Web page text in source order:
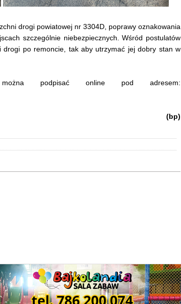
drogi powiatowej nr 3304D, poprawy oznakowania
szczególnie niebezpiecznych. Wśród postulatów
drogi po remoncie, tak aby utrzymać jej dobry stan w
podpisać online pod adresem:
(bp)